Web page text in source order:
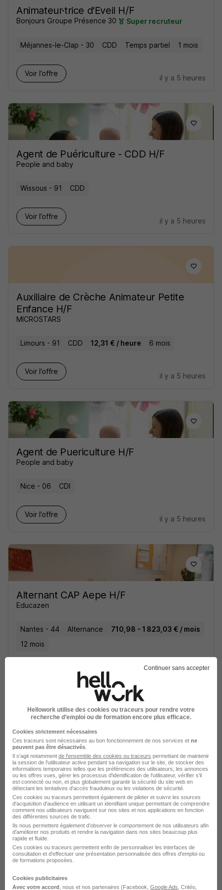
Animateur·trice d'Eveil H/F
Bonjours Groupe Présence 30 Super recruteur
Méjannes-le-Clap - 30 CDD Temps partiel 1 mois
Voir l’offre
il y a 5 heures
Agent de Puériculture - CDD H/F
People and baby
Wissous - 91 CDD
Voir l’offre
il y a 5 heures
Auxiliaire de Crèche Animateur Petite
Enfance H/F
MICROSTARS
Limours - 91 CDD 12,31 € / heure 6 mois
Voir l’offre
il y a 5 heures
Agent de Puericulture H/F
People and baby
Nice - 06 CDI
Voir l’offre
il y a 5 heures
Alternant CAP Aepe H/F
Educazen
Nantes - 44 Alternance
710,98 - 1 823,03 € / mois
12 mois
Agent Spécialisé Petite Enfance
Auxiliaire Petite Enfance H/F
Les Petites Canailles
Enghien-les-Bains - 95 CDI 2 048 - 2 170 € / mois
Voir l’offre
il y a 5 heures
Continuer sans accepter
Hellowork utilise des cookies ou traceurs pour rendre votre
recherche d’emploi ou de formation encore plus efficace.
Cookies strictement nécessaires
Ces traceurs sont nécessaires au bon fonctionnement de nos services et ne
peuvent pas être désactivés
Il s'agit notamment de l'ensemble des cookies ou traceurs permettant de maintenir
la session de l'utilisateur active pendant sa navigation sur le site, de stocker des
informations temporaires telles que les préférences des utilisateurs, les annonces
ou les offres vues, gérer les processus d'identification de l'utilisateur, vérifier s'il
est connecté ou non, et plus globalement garantir la sécurité du site web en
détectant les tentatives d'accès frauduleux ou les violations de sécurité.
Ces cookies ou traceurs permettent également de piloter et suivre les sources
d'acquisition d'audience en utilisant un identifiant unique permettant de comprendre
comment nos utilisateurs naviguent sur nos sites et nos applications en fonction
des différentes sources de trafic.
Ils nous permettent également d’observer le comportement de nos utilisateurs afin
d'améliorer nos produits et rendre la navigation dans nos sites beaucoup plus
rapide et fluide.
Ces cookies ou traceurs permettent enfin de personnaliser les interfaces de
consultation et d'effectuer une présentation personnalisée des offres d'emploi ou
de formations proposées.
Cookies publicitaires
Avec votre accord , nous et nos partenaires (Facebook, Google Ads , Critéo,